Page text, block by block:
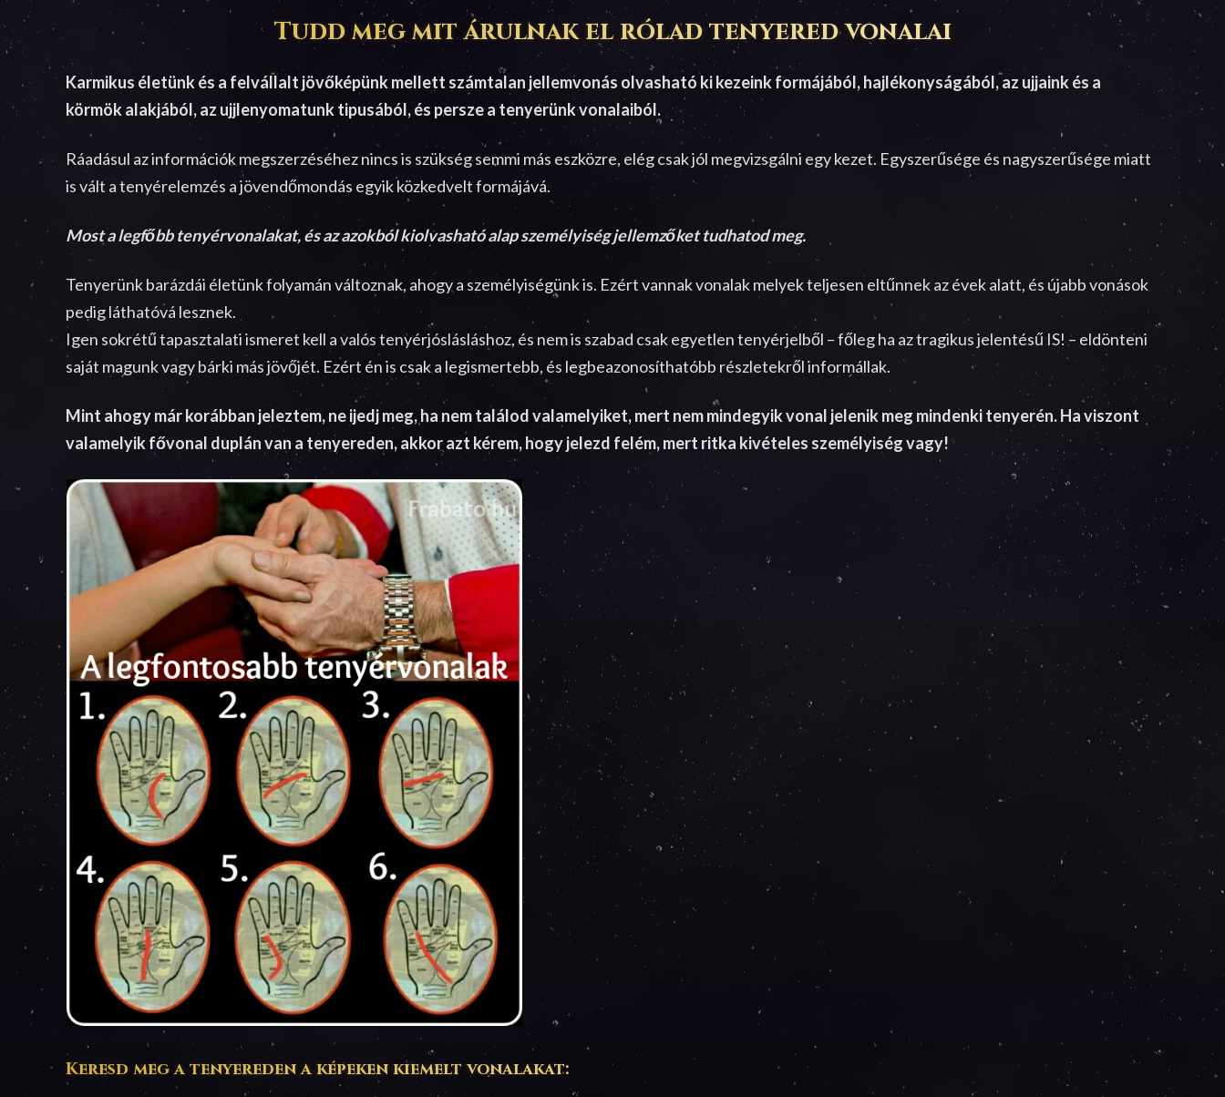
Tudd meg mit árulnak el rólad tenyered vonalai
Karmikus életünk és a felvállalt jövőképünk mellett számtalan jellemvonás olvasható ki kezeink formájából, hajlékonyságából, az ujjaink és a
körmök alakjából, az ujjlenyomatunk tipusából, és persze a tenyerünk vonalaiból.
Ráadásul az információk megszerzéséhez nincs is szükség semmi más eszközre, elég csak jól megvizsgálni egy kezet. Egyszerűsége és nagyszerűsége miatt
is vált a tenyérelemzés a jövendőmondás egyik közkedvelt formájává.
Most a legfőbb tenyérvonalakat, és az azokból kiolvasható alap személyiség jellemzőket tudhatod meg.
Tenyerünk barázdái életünk folyamán változnak, ahogy a személyiségünk is. Ezért vannak vonalak melyek teljesen eltűnnek az évek alatt, és újabb vonások
pedig láthatóvá lesznek.
Igen sokrétű tapasztalati ismeret kell a valós tenyérjóslásláshoz, és nem is szabad csak egyetlen tenyérjelből – főleg ha az tragikus jelentésű IS! – eldönteni
saját magunk vagy bárki más jövőjét. Ezért én is csak a legismertebb, és legbeazonosíthatóbb részletekről informállak.
Mint ahogy már korábban jeleztem, ne ijedj meg, ha nem találod valamelyiket, mert nem mindegyik vonal jelenik meg mindenki tenyerén. Ha viszont
valamelyik fővonal duplán van a tenyereden, akkor azt kérem, hogy jelezd felém, mert ritka kivételes személyiség vagy!
Keresd meg a tenyereden a képeken kiemelt vonalakat: